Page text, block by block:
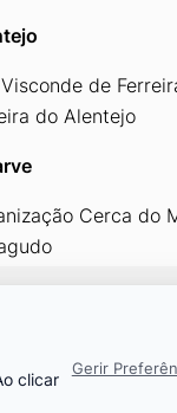
de
do Alentejo
Cerca do
clicar
Gerir